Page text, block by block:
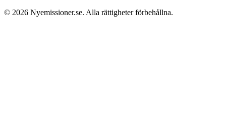
© 2026 Nyemissioner.se. Alla rättigheter förbehållna.